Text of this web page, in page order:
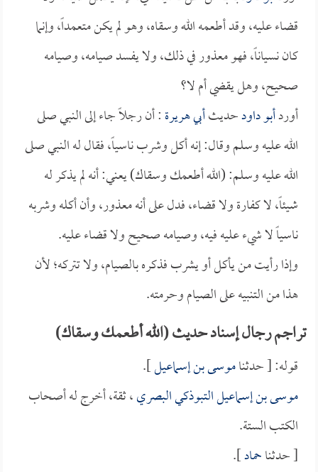
قضاء عليه، وقد أطعمه الله وسقاه، وهو لم يكن متعمداً، وإنما
كان نسياناً، فهو معذور في ذلك، ولا يفسد صيامه، وصيامه
صحيح، وهل يقضي أم لا؟
أوردأبو داودحديثأبي هريرة: أن رجلاً جاء إلى النبي صلى
الله عليه وسلم وقال: إنه أكل وشرب ناسياً، فقال له النبي صلى
الله عليه وسلم: (الله أطعمك وسقاك) يعني: أنه لم يذكر له
شيئاً، لا كفارة ولا قضاء، فدل على أنه معذور، وأن أكله وشربه
ناسياً لا شيء عليه فيه، وصيامه صحيح ولا قضاء عليه.
وإذا رأيت من يأكل أو يشرب فذكره بالصيام، ولا تتركه؛ لأن
هذا من التنبيه على الصيام وحرمته.
تراجم رجال إسناد حديث (الله أطعمك وسقاك)
قوله: [ حدثناموسى بن إسماعيل].
موسى بن إسماعيل التبوذكي البصري، ثقة، أخرج له أصحاب
الكتب الستة.
[ حدثناحماد].